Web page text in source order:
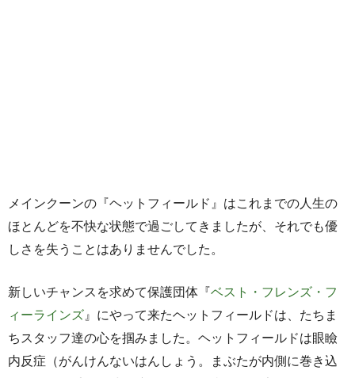
メインクーンの『ヘットフィールド』はこれまでの人生の
ほとんどを不快な状態で過ごしてきましたが、それでも優
しさを失うことはありませんでした。
新しいチャンスを求めて保護団体『ベスト・フレンズ・フ
ィーラインズ 』にやって来たヘットフィールドは、たちま
ちスタッフ達の心を掴みました。ヘットフィールドは眼瞼
内反症（がんけんないはんしょう。まぶたが内側に巻き込